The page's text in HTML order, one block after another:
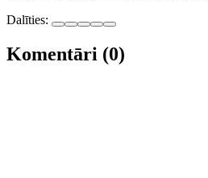
Dalīties:
Komentāri (0)